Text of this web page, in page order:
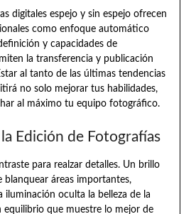
digitales espejo y sin espejo ofrecen
como enfoque automático
y capacidades de
la transferencia y publicación
al tanto de las últimas tendencias
no solo mejorar tus habilidades,
al máximo tu equipo fotográfico.
Edición de Fotografías
para realzar detalles. Un brillo
blanquear áreas importantes,
iluminación oculta la belleza de la
equilibrio que muestre lo mejor de